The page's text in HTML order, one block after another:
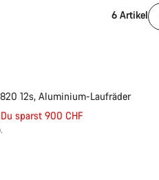
6 Artikel
| 2XL
12s, Aluminium-Laufräder
Du sparst 900 CHF